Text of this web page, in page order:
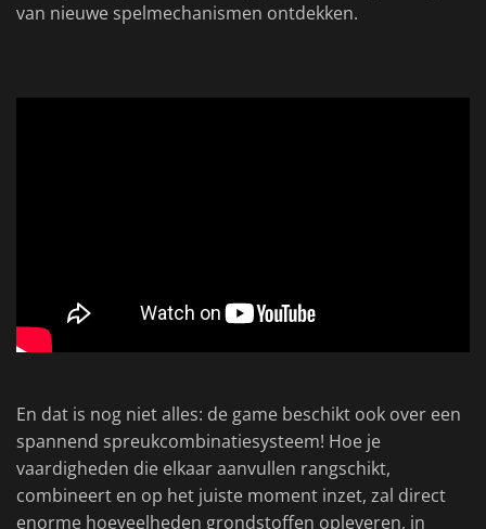
van nieuwe spelmechanismen ontdekken.
En dat is nog niet alles: de game beschikt ook over een
spannend spreukcombinatiesysteem! Hoe je
vaardigheden die elkaar aanvullen rangschikt,
combineert en op het juiste moment inzet, zal direct
enorme hoeveelheden grondstoffen opleveren, in